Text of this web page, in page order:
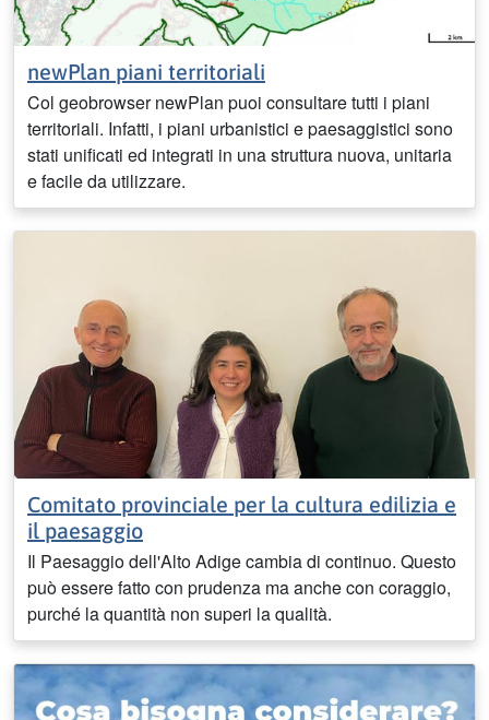
newPlan piani territoriali
Col geobrowser newPlan puoi consultare tutti i piani
territoriali. Infatti, i piani urbanistici e paesaggistici sono
stati unificati ed integrati in una struttura nuova, unitaria
e facile da utilizzare.
Comitato provinciale per la cultura edilizia e
il paesaggio
Il Paesaggio dell'Alto Adige cambia di continuo. Questo
può essere fatto con prudenza ma anche con coraggio,
purché la quantità non superi la qualità.